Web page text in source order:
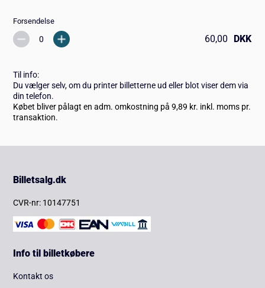
Forsendelse
60,00 DKK
Til info:
Du vælger selv, om du printer billetterne ud eller blot viser dem via
din telefon.
Købet bliver pålagt en adm. omkostning på 9,89 kr. inkl. moms pr.
transaktion.
Billetsalg.dk
CVR-nr: 10147751
Info til billetkøbere
Kontakt os